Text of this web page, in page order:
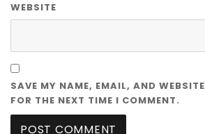
WEBSITE
SAVE MY NAME, EMAIL, AND
FOR THE NEXT TIME I COMMENT.